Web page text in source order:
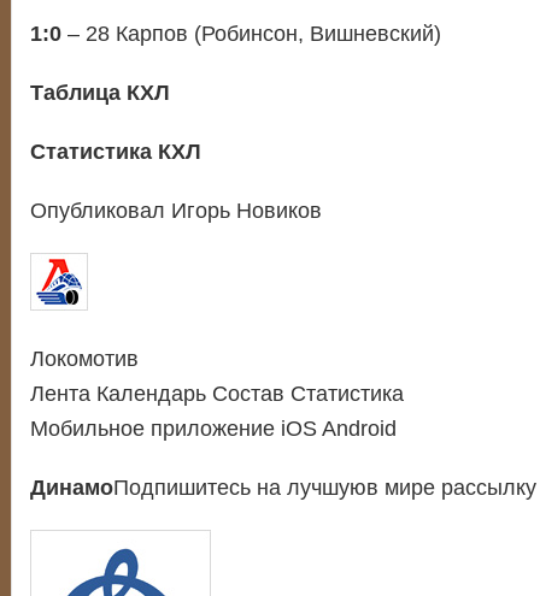
1:0– 28 Карпов (Робинсон, Вишневский)
Таблица КХЛ
Статистика КХЛ
Опубликовал Игорь Новиков
Локомотив
Лента Календарь Состав Статистика
Мобильное приложение iOS Android
ДинамоПодпишитесь на лучшуюв мире